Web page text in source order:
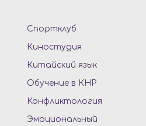
Спортклуб
Киностудия
Китайский язык
Обучение в КНР
Конфликтология
Эмоциональный